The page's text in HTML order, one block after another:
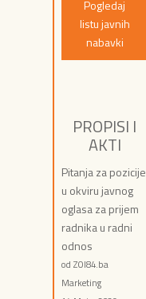
Pogledaj
listu javnih
nabavki
PROPISI I
AKTI
Pitanja za pozicije
u okviru javnog
oglasa za prijem
radnika u radni
odnos
od ZOI84.ba
Marketing